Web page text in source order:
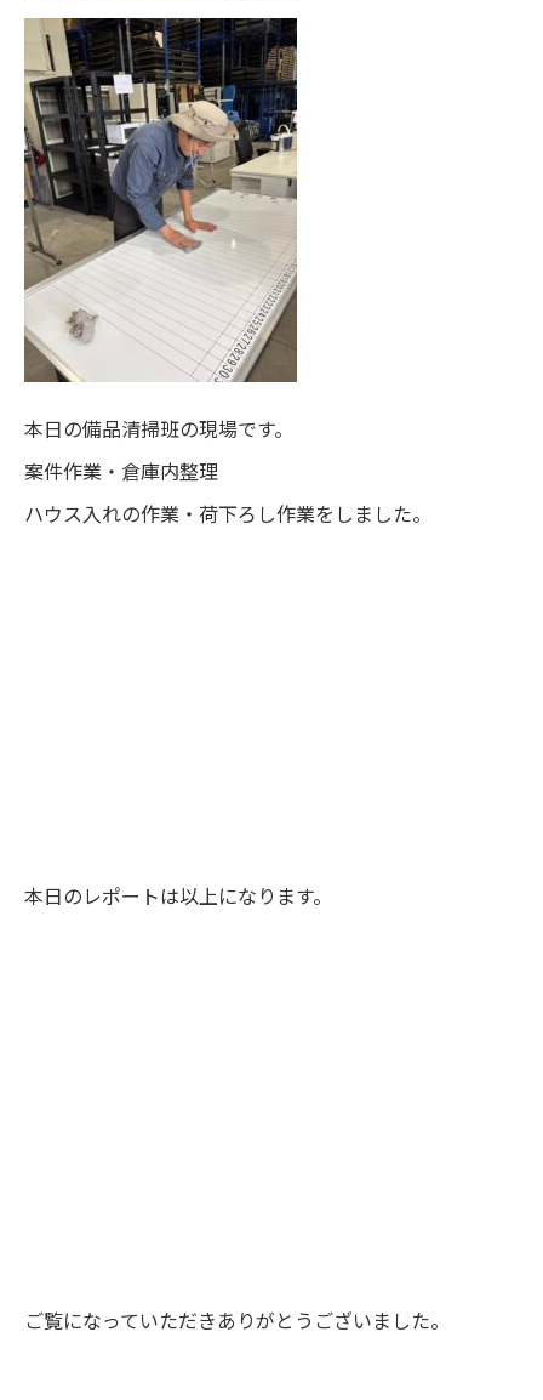
本日の備品清掃班の現場です。
案件作業・倉庫内整理
ハウス入れの作業・荷下ろし作業をしました。
本日のレポートは以上になります。
ご覧になっていただきありがとうございました。